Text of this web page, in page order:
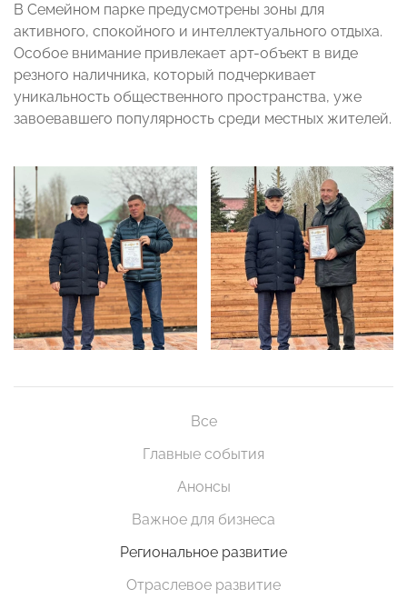
В Семейном парке предусмотрены зоны для
активного, спокойного и интеллектуального отдыха.
Особое внимание привлекает арт-объект в виде
резного наличника, который подчеркивает
уникальность общественного пространства, уже
завоевавшего популярность среди местных жителей.
Все
Главные события
Анонсы
Важное для бизнеса
Региональное развитие
Отраслевое развитие